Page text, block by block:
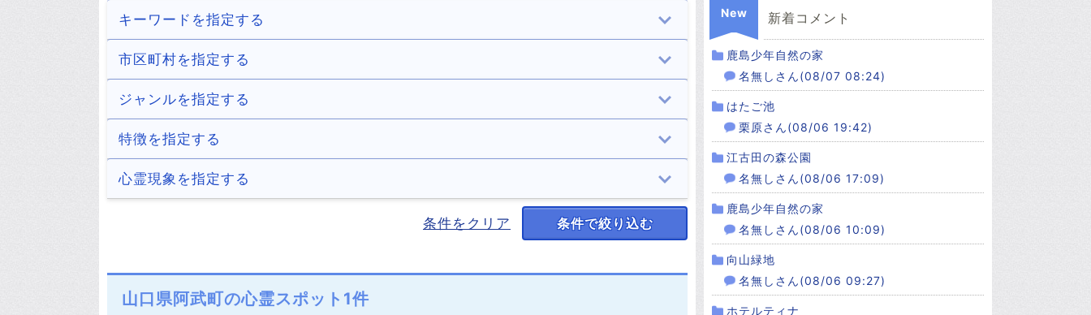
キーワードを指定する
市区町村を指定する
下関市
29件
防府市
4件
3件
1件
平生町
1件
ジャンルを指定する
トンネル
17件
ホテル・旅館
14件
7件
湖（池）・ダム
9件
6件
特徴を指定する
デートスポット
2件
5件
心霊現象を指定する
22件
女性の霊
15件
声
15件
ラップ音
2件
条件をクリア 条件で絞り込む
山口県阿武町の心霊スポット1件
New 新着コメント
鹿島少年自然の家
名無しさん(08/07 08:24)
はたご池
栗原さん(08/06 19:42)
江古田の森公園
名無しさん(08/06 17:09)
鹿島少年自然の家
名無しさん(08/06 10:09)
向山緑地
名無しさん(08/06 09:27)
ホテルティナ